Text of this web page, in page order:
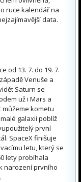
ruce kalendář na
data.
od 13. 7. do 19. 7.
Venuše a
Saturn se
už i Mars a
můžeme kometu
galaxii poblíž
první
SpaceX finišuje
letu, který se
lety probíhala
narození prvního